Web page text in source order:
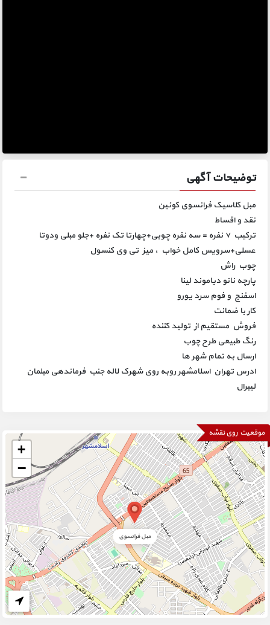
توضیحات آگهی
مبل کلاسیک فرانسوی کوئین
نقد و اقساط
️ترکیب ۷ نفره = سه نفره چوبی+چهارتا تک نفره +جلو مبلی ودوتا
عسلی+سرویس کامل خواب ، میز تی وی کنسول
️چوب راش
️پارچه نانو دیاموند لینا
️اسفنج و فوم سرد یورو
️کار با ضمانت
️فروش مستقیم از تولید کننده
️رنگ طبیعی طرح چوب
ارسال به تمام شهر ها
ادرس تهران اسلامشهر روبه روی شهرک لاله جنب فرماندهی مبلمان
لیبرال
موقعیت روی نقشه
مبل فرانسوی
+
−